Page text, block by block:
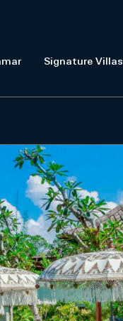
Signature Villas